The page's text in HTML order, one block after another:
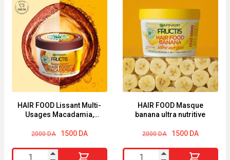
HAIR FOOD Lissant Multi-
Usages Macadamia,
Rebelles
2000DA
Le
initial
était :
1500 DA
Le
actuel
est :
quantité
HAIR FOOD Masque
banana ultra nutritive
2000DA
Le
initial
était :
1500 DA
Le
actuel
est :
quantité